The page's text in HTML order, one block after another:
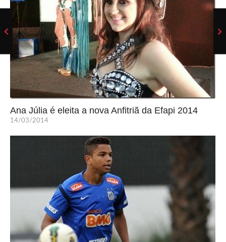
Ana Júlia é eleita a nova Anfitriã da Efapi 2014
14/03/2014